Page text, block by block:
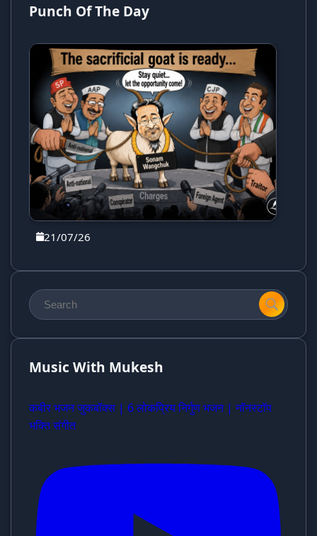
Punch Of The Day
21/07/26
Music With Mukesh
कबीर भजन जुकबॉक्स | 6 लोकप्रिय निर्गुण भजन | नॉनस्टॉप
भक्ति संगीत